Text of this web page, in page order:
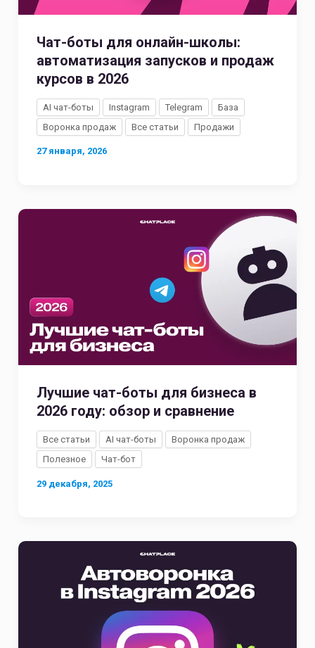
Чат-боты для онлайн-школы:
автоматизация запусков и продаж
курсов в 2026
AI чат-боты Instagram Telegram
База
Воронка продаж
Все статьи Продажи
27 января, 2026
Лучшие чат-боты для бизнеса в
2026 году: обзор и сравнение
Все статьи AI чат-боты
Воронка продаж
Полезное
Чат-бот
29 декабря, 2025